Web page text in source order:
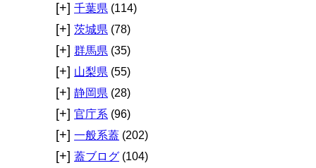
[+] 千葉県 (114)
[+] 茨城県 (78)
[+] 群馬県 (35)
[+] 山梨県 (55)
[+] 静岡県 (28)
[+] 官庁系 (96)
[+] 一般系蓋 (202)
[+] 蓋ブログ (104)